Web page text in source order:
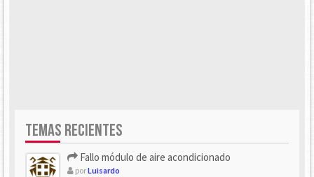
TEMAS RECIENTES
Fallo módulo de aire acondicionado
porLuisardo